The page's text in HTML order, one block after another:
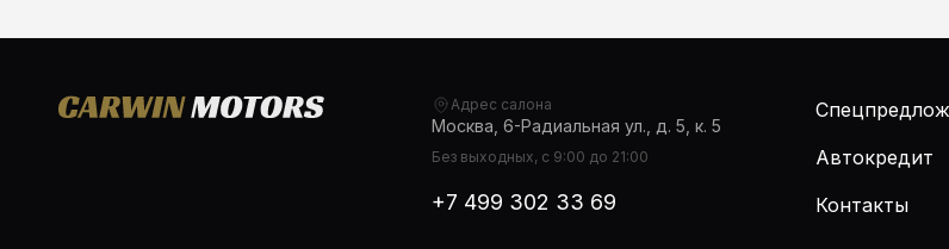
Адрес салона
Москва, 6-Радиальная ул., д. 5, к. 5
Без выходных, с 9:00 до 21:00
+7 499 302 33 69
Автокредит
Контакты